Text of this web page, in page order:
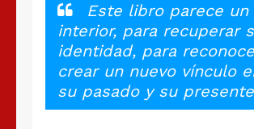
Este libro parece un
interior, para recuperar
identidad, para
crear un nuevo vínculo
su pasado y su